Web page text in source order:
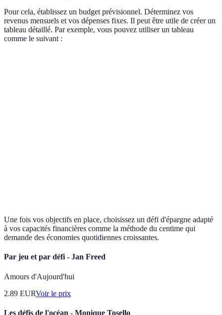
Pour cela, établissez un budget prévisionnel. Déterminez vos
revenus mensuels et vos dépenses fixes. Il peut être utile de créer un
tableau détaillé. Par exemple, vous pouvez utiliser un tableau
comme le suivant :
Une fois vos objectifs en place, choisissez un défi d'épargne adapté
à vos capacités financières comme la méthode du centime qui
demande des économies quotidiennes croissantes.
Par jeu et par défi - Jan Freed
Amours d'Aujourd'hui
2.89 EURVoir le prix
Les défis de l'océan - Monique Tosello